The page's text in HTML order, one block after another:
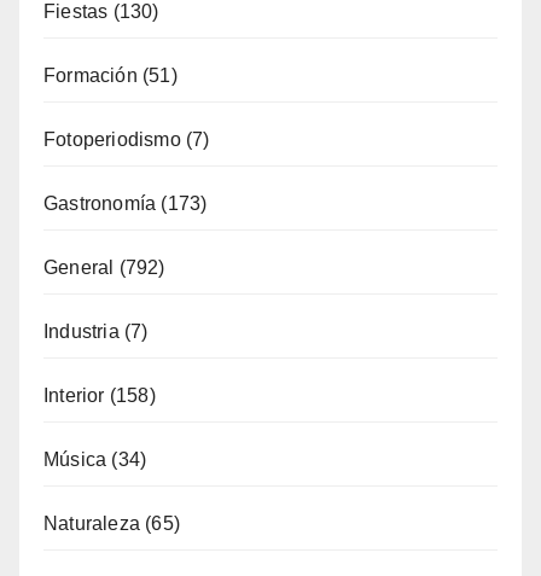
Fiestas (130)
Formación (51)
Fotoperiodismo(7)
Gastronomía (173)
General (792)
Industria (7)
Interior (158)
Música (34)
Naturaleza (65)